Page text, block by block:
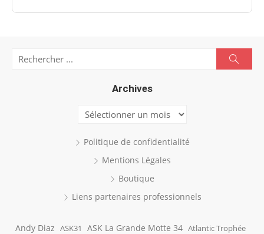
Archives
Archives
Politique de confidentialité
Mentions Légales
Boutique
Liens partenaires professionnels
Andy Diaz ASK31 ASK La Grande Motte 34 Atlantic Trophée